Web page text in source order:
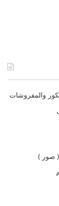
والمفروشات
صور )